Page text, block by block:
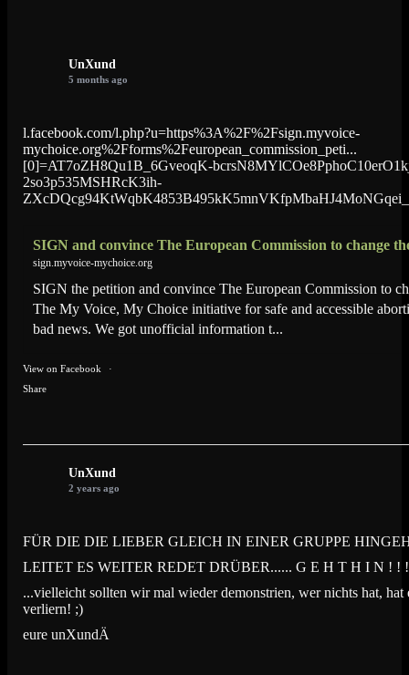
UnXund
5 months ago
l.facebook.com/l.php?u=https%3A%2F%2Fsign.myvoice-
mychoice.org%2Fforms%2Feuropean_commission_peti...
[0]=AT7oZH8Qu1B_6GveoqK-
2so3p535MSHRcK3ih-
SIGN and convince The European Commission to change
sign.myvoice-mychoice.org
SIGN the petition and convince The European Commission to
The My Voice, My Choice initiative for safe and accessible
bad news. We got unofficial information t...
View on Facebook
·
Share
UnXund
2 years ago
FÜR DIE DIE LIEBER GLEICH IN EINER GRUPPE
LEITET ES WEITER REDET DRÜBER...... G E H T H I N ! !
...vielleicht sollten wir mal wieder demonstrien, wer nichts hat, hat
verliern! ;)
eure unXundÄ